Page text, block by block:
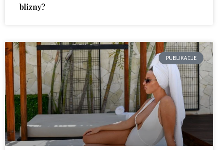
blizny?
PUBLIKACJE